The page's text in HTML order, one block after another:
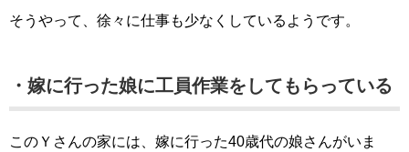
そうやって、徐々に仕事も少なくしているようです。
・嫁に行った娘に工員作業をしてもらっている
このＹさんの家には、嫁に行った40歳代の娘さんがいま